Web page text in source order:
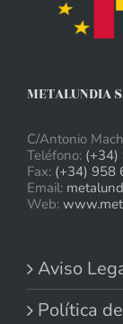
METALUNDIA
C/Antonio
Teléfono: (+34)
Fax: (+34) 958
Email:
Web:
Aviso
Política